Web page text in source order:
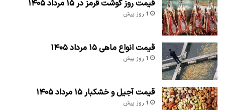
قیمت روز گوشت قرمز در ۱۵ مرداد ۱۴۰۵
1 روز پیش
قیمت انواع ماهی ۱۵ مرداد ۱۴۰۵
1 روز پیش
قیمت آجیل و خشکبار ۱۵ مرداد ۱۴۰۵
1 روز پیش